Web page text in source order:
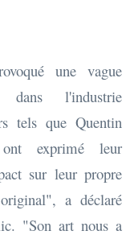
une vague
l'industrie
tels que Quentin
exprimé leur
sur leur propre
a déclaré
"Son art nous a